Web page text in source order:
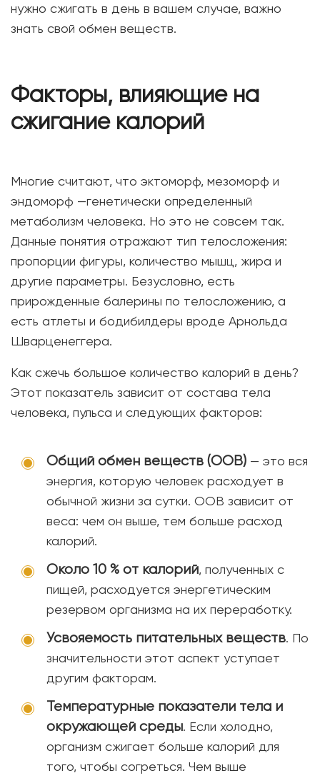
нужно сжигать в день в вашем случае, важно
знать свой обмен веществ.
Факторы, влияющие на
сжигание калорий
Многие считают, что эктоморф, мезоморф и
эндоморф —генетически определенный
метаболизм человека. Но это не совсем так.
Данные понятия отражают тип телосложения:
пропорции фигуры, количество мышц, жира и
другие параметры. Безусловно, есть
прирожденные балерины по телосложению, а
есть атлеты и бодибилдеры вроде Арнольда
Шварценеггера.
Как сжечь большое количество калорий в день?
Этот показатель зависит от состава тела
человека, пульса и следующих факторов:
Общий обмен веществ (ООВ) — это вся
энергия, которую человек расходует в
обычной жизни за сутки. ООВ зависит от
веса: чем он выше, тем больше расход
калорий.
Около 10 % от калорий, полученных с
пищей, расходуется энергетическим
резервом организма на их переработку.
Усвояемость питательных веществ. По
значительности этот аспект уступает
другим факторам.
Температурные показатели тела и
окружающей среды. Если холодно,
организм сжигает больше калорий для
того, чтобы согреться. Чем выше